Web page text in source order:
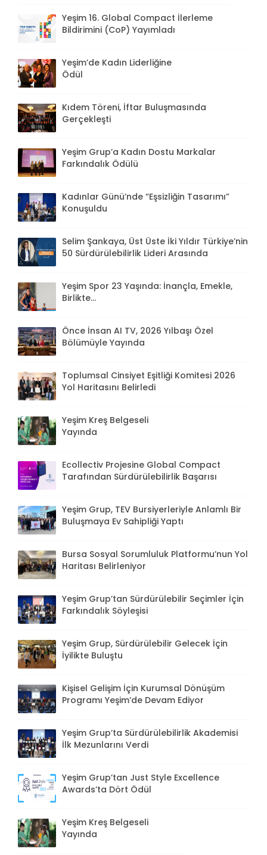
Yeşim 16. Global Compact İlerleme
Bildirimini (CoP) Yayımladı
Yeşim’de Kadın Liderliğine
Ödül
Kıdem Töreni, İftar Buluşmasında
Gerçekleşti
Yeşim Grup’a Kadın Dostu Markalar
Farkındalık Ödülü
Kadınlar Günü’nde “Eşsizliğin Tasarımı”
Konuşuldu
Selim Şankaya, Üst Üste İki Yıldır Türkiye’nin
50 Sürdürülebilirlik Lideri Arasında
Yeşim Spor 23 Yaşında: İnançla, Emekle,
Birlikte...
Önce İnsan AI TV, 2026 Yılbaşı Özel
Bölümüyle Yayında
Toplumsal Cinsiyet Eşitliği Komitesi 2026
Yol Haritasını Belirledi
Yeşim Kreş Belgeseli
Yayında
Ecollectiv Projesine Global Compact
Tarafından Sürdürülebilirlik Başarısı
Yeşim Grup, TEV Bursiyerleriyle Anlamlı Bir
Buluşmaya Ev Sahipliği Yaptı
Bursa Sosyal Sorumluluk Platformu’nun Yol
Haritası Belirleniyor
Yeşim Grup’tan Sürdürülebilir Seçimler İçin
Farkındalık Söyleşisi
Yeşim Grup, Sürdürülebilir Gelecek İçin
İyilikte Buluştu
Kişisel Gelişim İçin Kurumsal Dönüşüm
Programı Yeşim’de Devam Ediyor
Yeşim Grup’ta Sürdürülebilirlik Akademisi
İlk Mezunlarını Verdi
Yeşim Grup’tan Just Style Excellence
Awards’ta Dört Ödül
Yeşim Kreş Belgeseli
Yayında